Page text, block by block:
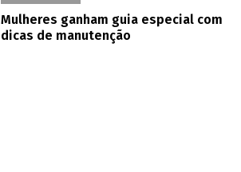
Mulheres ganham guia especial com
dicas de manutenção